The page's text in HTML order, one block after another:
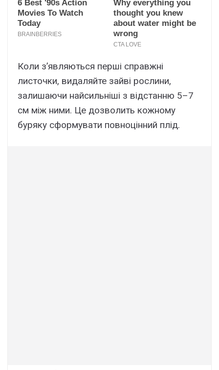
Коли з’являються перші справжні
листочки, видаляйте зайві рослини,
залишаючи найсильніші з відстанню 5–7
см між ними. Це дозволить кожному
буряку сформувати повноцінний плід.